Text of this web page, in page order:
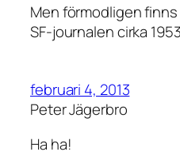
Men förmodligen
SF-journalen cirka
februari 4, 2013
Peter Jägerbro
Ha ha!